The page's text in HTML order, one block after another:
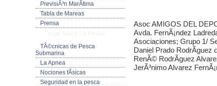
PrevisiÃ³n MarÃ­tima
Tabla de Mareas
Prensa
TÃ©cnicas de Pesca
Submarina
La Apnea
Nociones fÃ­sicas
Seguridad en la pesca
Asoc AMIGOS DEL
Avda. FernÃ¡ndez
Asociaciones; Grupo 1/
Daniel Prado RodrÃ­guez
RenÃ© RodrÃ­guez
JerÃ³nimo Alvarez